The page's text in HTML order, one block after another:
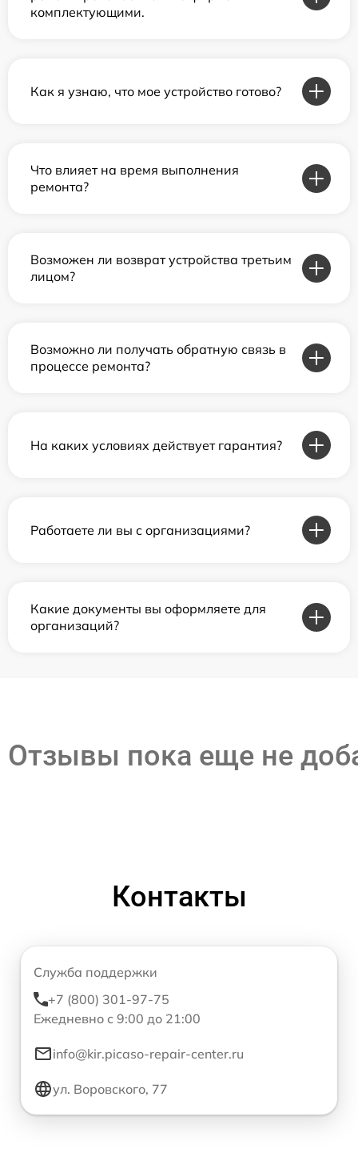
комплектующими.
Как я узнаю, что мое устройство готово?
Что влияет на время выполнения
ремонта?
Возможен ли возврат устройства третьим
лицом?
Возможно ли получать обратную связь в
процессе ремонта?
На каких условиях действует гарантия?
Работаете ли вы с организациями?
Какие документы вы оформляете для
организаций?
Отзывы пока еще не
Контакты
Служба поддержки
+7 (800) 301-97-75
Ежедневно с 9:00 до 21:00
info@kir.picaso-repair-center.ru
ул. Воровского, 77